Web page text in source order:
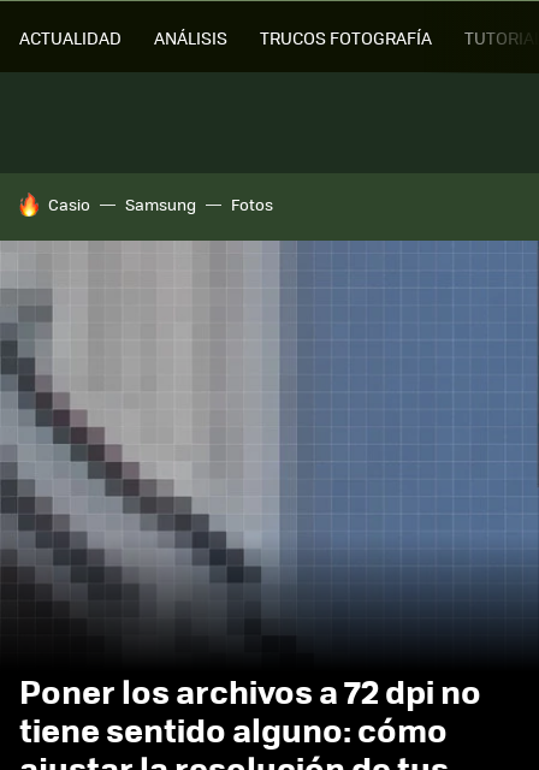
ACTUALIDAD ANÁLISIS TRUCOS FOTOGRAFÍA
HOY SE HABLA DE
Casio Samsung Fotos
Poner los archivos a 72 dpi no
tiene sentido alguno: cómo